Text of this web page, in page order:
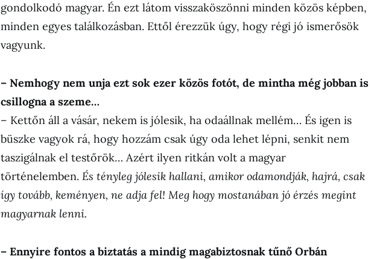
gondolkodó magyar. Én ezt látom visszaköszönni minden közös képben,
minden egyes találkozásban. Ettől érezzük úgy, hogy régi jó ismerősök
vagyunk.
– Nemhogy nem unja ezt sok ezer közös fotót, de mintha még jobban is
csillogna a szeme…
– Kettőn áll a vásár, nekem is jólesik, ha odaállnak mellém… És igen is
büszke vagyok rá, hogy hozzám csak úgy oda lehet lépni, senkit nem
taszigálnak el testőrök… Azért ilyen ritkán volt a magyar
történelemben. És tényleg jólesik hallani, amikor odamondják, hajrá, csak
így tovább, keményen, ne adja fel! Meg hogy mostanában jó érzés megint
magyarnak lenni.
– Ennyire fontos a biztatás a mindig magabiztosnak tűnő Orbán